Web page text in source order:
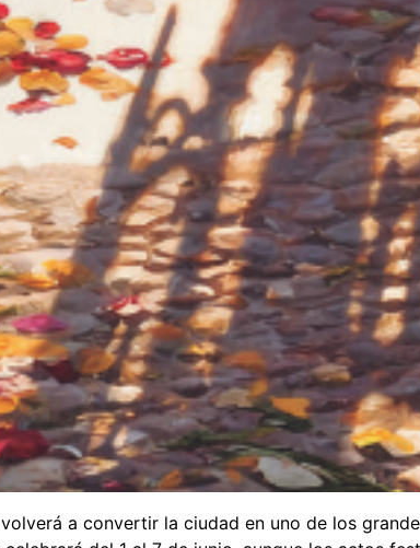
a convertir la ciudad en uno de los